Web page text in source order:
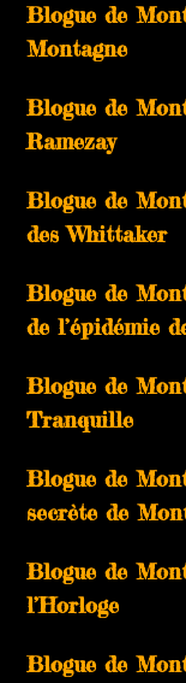
Blogue de
Montagne
Blogue de
Ramezay
Blogue de
des Whittaker
Blogue de
de l’épidémie
Blogue de
Tranquille
Blogue de
secrète de
Blogue de
l’Horloge
Blogue de